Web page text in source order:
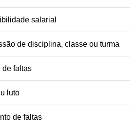
salarial
de disciplina, classe ou turma
de faltas
luto
de faltas